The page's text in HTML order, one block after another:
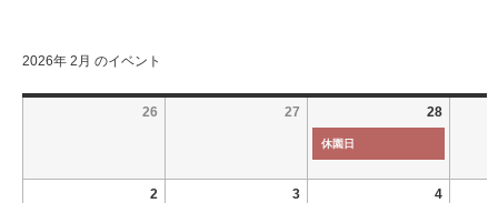
2026年 2月 のイベント
26 27 28
休園日
2 3 4